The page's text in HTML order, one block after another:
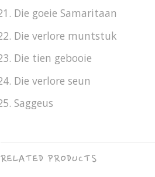
Die goeie Samaritaan
Die verlore muntstuk
Die tien gebooie
Die verlore seun
Saggeus
RELATED PRODUCTS